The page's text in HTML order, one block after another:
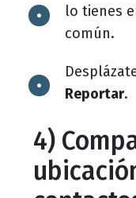
lo tienes
común.
Reportar.
4)